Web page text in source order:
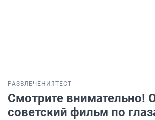
РАЗВЛЕЧЕНИЯ ТЕСТ
Смотрите внимательно!
советский фильм по